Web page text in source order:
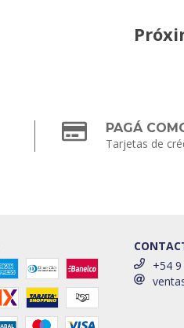
PAGÁ
Tarjetas de
+54